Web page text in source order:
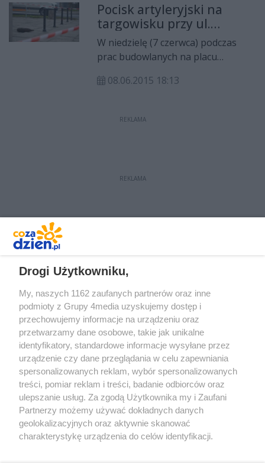
Pocisk artyleryjski na
targowisku przy ul.
Śląskiej
W niedzielę (7 czerwca) podczas
prac budowlanych na placu
znaleziono pocisk artyleryjski.
08.06.2015 18:13
REKLAMA
REKLAMA
Redakcja Reklama Prywatność
Praca Łódź
the:protocol
Drogi Użytkowniku,
My, naszych 1162 zaufanych partnerów oraz inne
podmioty z Grupy 4media uzyskujemy dostęp i
przechowujemy informacje na urządzeniu oraz
przetwarzamy dane osobowe, takie jak unikalne
identyfikatory, standardowe informacje wysyłane przez
urządzenie czy dane przeglądania w celu zapewniania
spersonalizowanych reklam, wybór spersonalizowanych
treści, pomiar reklam i treści, badanie odbiorców oraz
ulepszanie usług. Za zgodą Użytkownika my i Zaufani
Partnerzy możemy używać dokładnych danych
geolokalizacyjnych oraz aktywnie skanować
charakterystykę urządzenia do celów identyfikacji.